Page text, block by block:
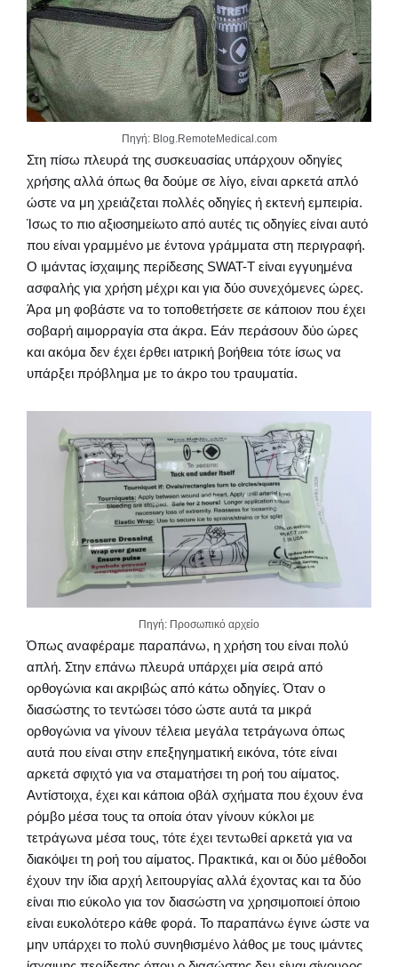
Πηγή: Blog.RemoteMedical.com
Στη πίσω πλευρά της συσκευασίας υπάρχουν οδηγίες
χρήσης αλλά όπως θα δούμε σε λίγο, είναι αρκετά απλό
ώστε να μη χρειάζεται πολλές οδηγίες ή εκτενή εμπειρία.
Ίσως το πιο αξιοσημείωτο από αυτές τις οδηγίες είναι αυτό
που είναι γραμμένο με έντονα γράμματα στη περιγραφή.
Ο ιμάντας ίσχαιμης περίδεσης SWAT-T είναι εγγυημένα
ασφαλής για χρήση μέχρι και για δύο συνεχόμενες ώρες.
Άρα μη φοβάστε να το τοποθετήσετε σε κάποιον που έχει
σοβαρή αιμορραγία στα άκρα. Εάν περάσουν δύο ώρες
και ακόμα δεν έχει έρθει ιατρική βοήθεια τότε ίσως να
υπάρξει πρόβλημα με το άκρο του τραυματία.
Πηγή: Προσωπικό αρχείο
Όπως αναφέραμε παραπάνω, η χρήση του είναι πολύ
απλή. Στην επάνω πλευρά υπάρχει μία σειρά από
ορθογώνια και ακριβώς από κάτω οδηγίες. Όταν ο
διασώστης το τεντώσει τόσο ώστε αυτά τα μικρά
ορθογώνια να γίνουν τέλεια μεγάλα τετράγωνα όπως
αυτά που είναι στην επεξηγηματική εικόνα, τότε είναι
αρκετά σφιχτό για να σταματήσει τη ροή του αίματος.
Αντίστοιχα, έχει και κάποια οβάλ σχήματα που έχουν ένα
ρόμβο μέσα τους τα οποία όταν γίνουν κύκλοι με
τετράγωνα μέσα τους, τότε έχει τεντωθεί αρκετά για να
διακόψει τη ροή του αίματος. Πρακτικά, και οι δύο μέθοδοι
έχουν την ίδια αρχή λειτουργίας αλλά έχοντας και τα δύο
είναι πιο εύκολο για τον διασώστη να χρησιμοποιεί όποιο
είναι ευκολότερο κάθε φορά. Το παραπάνω έγινε ώστε να
μην υπάρχει το πολύ συνηθισμένο λάθος με τους ιμάντες